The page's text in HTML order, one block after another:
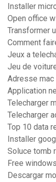
Installer
Open office
Transformer
Comment
Jeux a
Jeu de
Adresse
Application
Telecharger
Telecharger
Top 10 data
Installer
Soluce tomb
Free
Descargar